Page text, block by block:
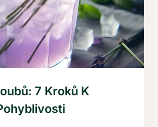
7 Kroků K